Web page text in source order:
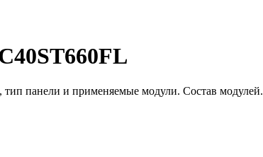
тип панели и применяемые модули. Состав модулей.